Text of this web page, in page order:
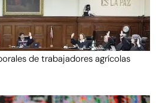
de trabajadores agrícolas